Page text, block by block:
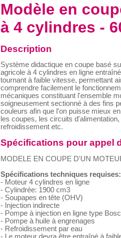
Modèle en
à 4 cylindres -
Description
Système didactique en coupe basé
agricole à 4 cylindres en ligne
tournant à faible vitesse, permettant
comprendre facilement le
mécaniques constituant l'ensemble
soigneusement sectionné à des fins
couleurs afin que l'on puisse mieux
les coupes, les circuits
refroidissement etc.
Spécifications pour appel
MODELE EN COUPE D'UN
Spécifications techniques requises:
- Moteur 4 cylindres en ligne
- Cylindrée: 1900 cm3
- Soupapes en tête (OHV)
- Injection indirecte
- Pompe à injection en ligne type
- Pompe à huile à engrenages
- Refroidissement par eau
- Le moteur devra être entraîné à